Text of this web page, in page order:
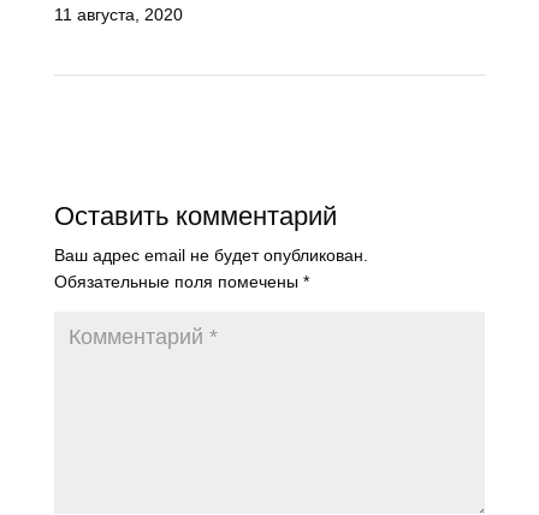
11 августа, 2020
Оставить комментарий
Ваш адрес email не будет опубликован.
Обязательные поля помечены *